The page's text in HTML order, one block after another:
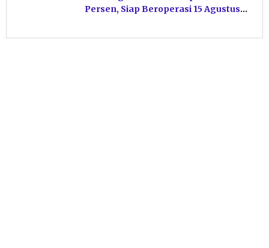
Persen, Siap Beroperasi 15 Agustus